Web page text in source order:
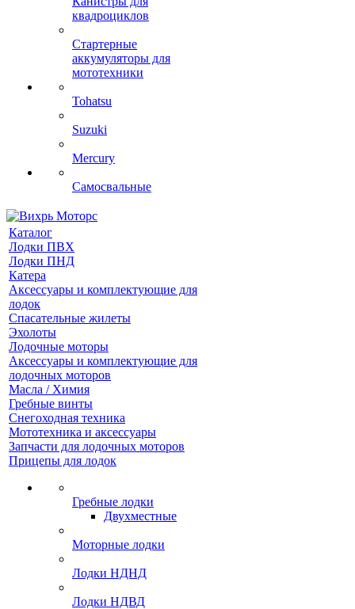
квадроциклов
Стартерные
аккумуляторы для
мототехники
Tohatsu
Suzuki
Mercury
Самосвальные
Каталог
Лодки ПВХ
Лодки ПНД
Катера
Аксессуары и комплектующие для
лодок
Спасательные жилеты
Эхолоты
Лодочные моторы
Аксессуары и комплектующие для
лодочных моторов
Масла / Химия
Гребные винты
Снегоходная техника
Мототехника и аксессуары
Запчасти для лодочных моторов
Прицепы для лодок
Гребные лодки
Двухместные
Моторные лодки
Лодки НДНД
Лодки НДВД